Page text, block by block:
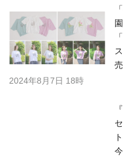
2024年8月7日 18時